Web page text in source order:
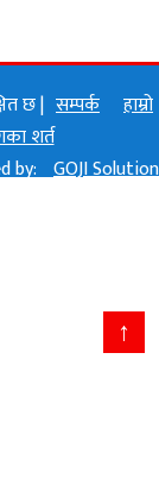
छ | सम्पर्क
हाम्रो
शर्त
by: GOJI Solution
↑